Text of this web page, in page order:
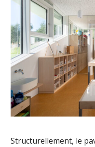
Structurellement, le